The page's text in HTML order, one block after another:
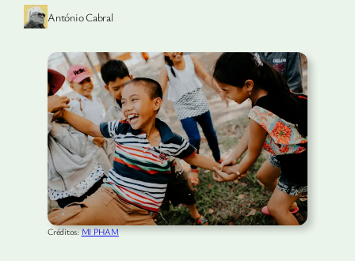
António Cabral
Créditos:MI PHAM